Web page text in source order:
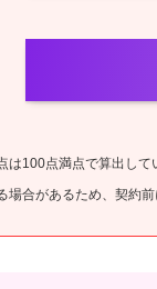
は100点満点で算出して
場合があるため、契約